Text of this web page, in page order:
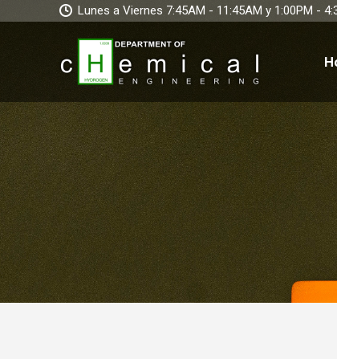
Lunes a Viernes 7:45AM - 11:45AM y 1:00PM -